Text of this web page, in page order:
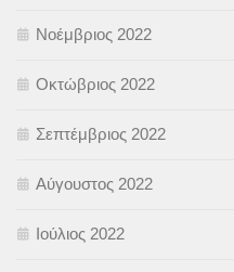
Νοέμβριος 2022
Οκτώβριος 2022
Σεπτέμβριος 2022
Αύγουστος 2022
Ιούλιος 2022